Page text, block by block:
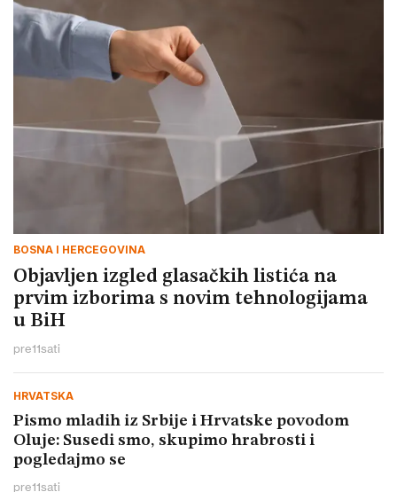
BOSNA I HERCEGOVINA
Objavljen izgled glasačkih listića na
prvim izborima s novim tehnologijama
u BiH
pre11sati
HRVATSKA
Pismo mladih iz Srbije i Hrvatske povodom
Oluje: Susedi smo, skupimo hrabrosti i
pogledajmo se
pre11sati